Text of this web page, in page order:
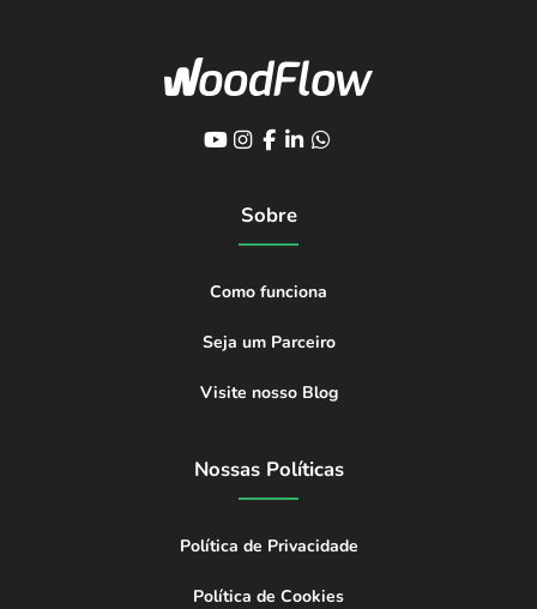
Sobre
Como funciona
Seja um Parceiro
Visite nosso Blog
Nossas Políticas
Política de Privacidade
Política de Cookies